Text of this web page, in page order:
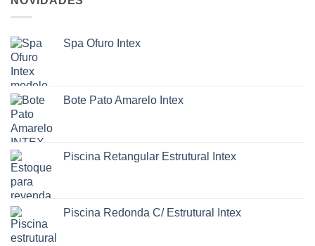
Spa Ofuro Intex
Bote Pato Amarelo Intex
Piscina Retangular Estrutural Intex
Piscina Redonda C/ Estrutural Intex